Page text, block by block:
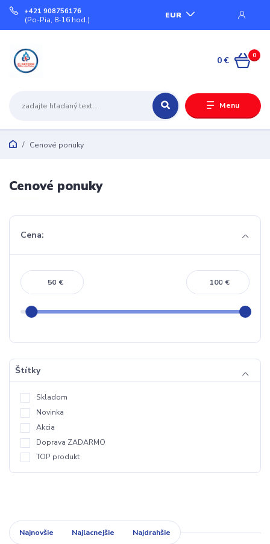
Menu
EUR
+421 908756176
(Po-Pia, 8-16 hod.)
0
0 €
Cenové ponuky
Cenové ponuky
Cena:
€ €
Štítky
Skladom
Novinka
Akcia
Doprava ZADARMO
TOP produkt
Najnovšie Najlacnejšie Najdrahšie